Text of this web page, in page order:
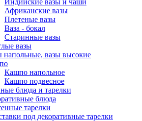
Индийские вазы и чаши
Африканские вазы
Плетеные вазы
Ваза - бокал
Старинные вазы
вазы
напольные, вазы высокие
Кашпо напольное
Кашпо подвесное
блюда и тарелки
блюда
тарелки
под декоративные тарелки